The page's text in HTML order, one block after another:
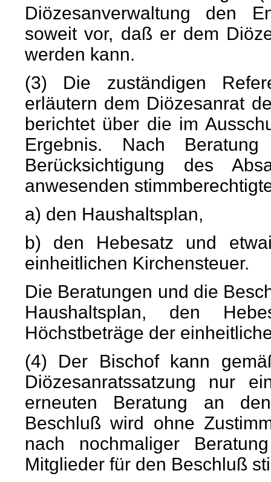
Diözesanverwaltung den
soweit vor, daß er dem
werden kann.
(3) Die zuständigen
erläutern dem Diözesanrat
berichtet über die im
Ergebnis. Nach
Berücksichtigung des
anwesenden
a) den Haushaltsplan,
b) den Hebesatz und
einheitlichen Kirchensteuer.
Die Beratungen und die
Haushaltsplan, den
Höchstbeträge der
(4) Der Bischof kann
Diözesanratssatzung nur
erneuten Beratung an
Beschluß wird ohne
nach nochmaliger
Mitglieder für den Beschluß